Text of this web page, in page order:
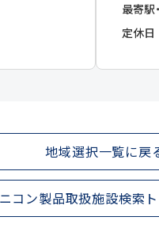
最寄駅
定休日
地域選択一覧に戻
コン製品取扱施設検索